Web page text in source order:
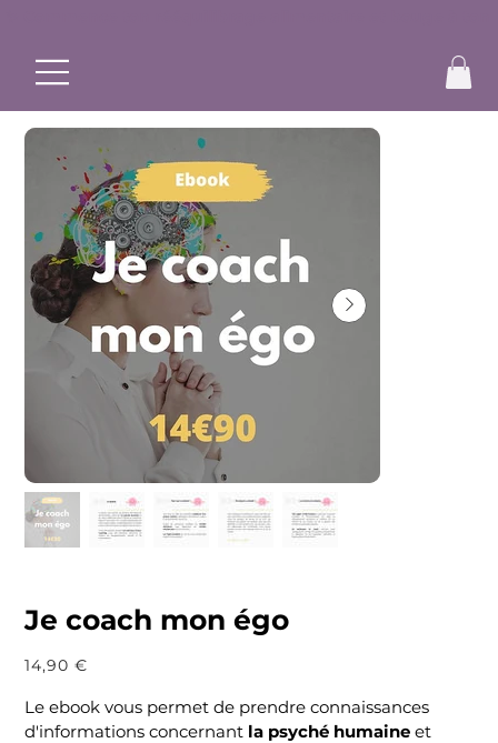
Je coach mon égo
14,90 €
Le ebook vous permet de prendre connaissances
d'informations concernant la psyché humaine et